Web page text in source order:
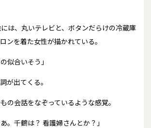
は、丸いテレビと、ボタンだらけの冷蔵庫
ンを着た女性が描かれている。
似合いそう」
が出てくる。
の会話をなぞっているような感覚。
。千鶴は？ 看護婦さんとか？」